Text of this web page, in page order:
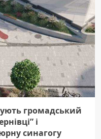
громадський
і
синагогу